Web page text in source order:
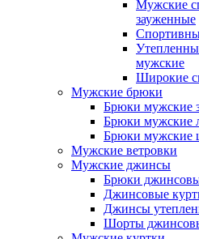
Мужские
зауженные
мужские
Широкие
Мужские брюки
Брюки мужские
Брюки мужские
Брюки мужские
Мужские ветровки
Мужские джинсы
Брюки
Джинсовые
Джинсы
Шорты